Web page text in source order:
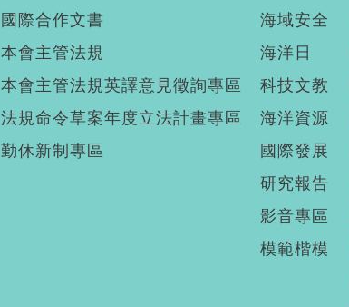
國際合作文書
本會主管法規
本會主管法規英譯意見徵詢專區
法規命令草案年度立法計畫專區
勤休新制專區
海域安全
海洋日
科技文教
海洋資源
國際發展
研究報告
影音專區
模範楷模